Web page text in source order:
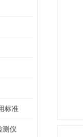
标准
测仪